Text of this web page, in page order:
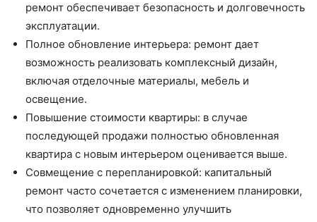
ремонт обеспечивает безопасность и долговечность
эксплуатации.
Полное обновление интерьера: ремонт дает
возможность реализовать комплексный дизайн,
включая отделочные материалы, мебель и
освещение.
Повышение стоимости квартиры: в случае
последующей продажи полностью обновленная
квартира с новым интерьером оценивается выше.
Совмещение с перепланировкой: капитальный
ремонт часто сочетается с изменением планировки,
что позволяет одновременно улучшить